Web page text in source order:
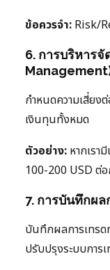
ข้อควรจำ: Risk/
6. การบริหารจั
กำหนดความเสี่ยง
เงินทุนทั้งหมด
ตัวอย่าง: หากเรา
100-200 USD ต่อ
7. การบันทึกผ
บันทึกผลการเทรด
ปรับปรุงระบบการ